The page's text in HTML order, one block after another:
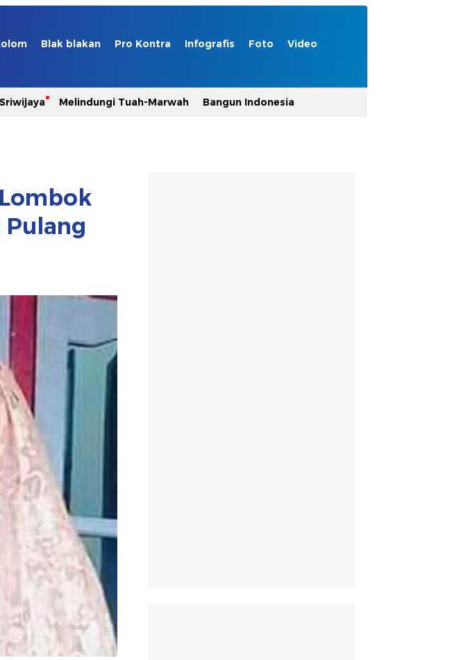
Blak blakan Pro Kontra Infografis Foto Video
Melindungi Tuah-Marwah Bangun Indonesia